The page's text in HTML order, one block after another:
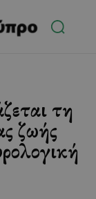
τη
ζωής